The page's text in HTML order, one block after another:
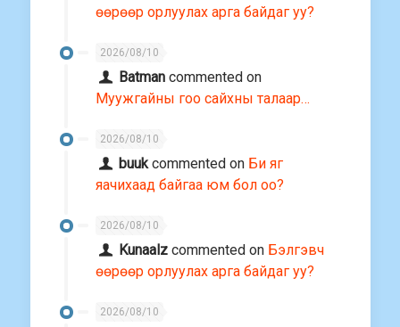
өөрөөр орлуулах арга байдаг уу?
2026/08/10
Batman commented on
Муужгайны гоо сайхны талаар…
2026/08/10
buukcommented on Би яг
яачихаад байгаа юм бол оо?
2026/08/10
Kunaalz commented on Бэлгэвч
өөрөөр орлуулах арга байдаг уу?
2026/08/10